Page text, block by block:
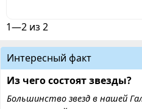
1—2 из 2
Интересный факт
Из чего состоят звезды?
Большинство звезд в нашей